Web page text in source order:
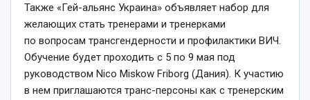
Также «Гей-альянс Украина» объявляет набор для
желающих стать тренерами и тренерками
по вопросам трансгендерности и профилактики ВИЧ.
Обучение будет проходить с 5 по 9 мая под
руководством Nico Miskow Friborg (Дания). К участию
в нем приглашаются транс-персоны как с тренерским